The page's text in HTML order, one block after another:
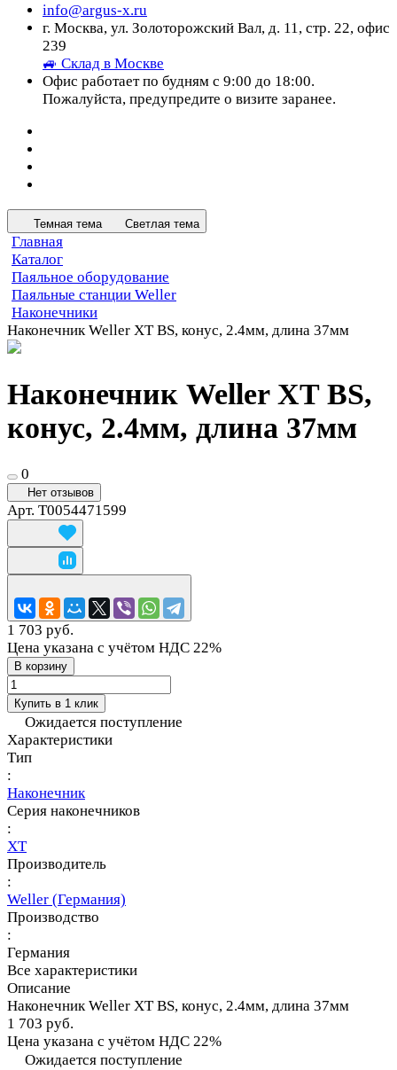
info@argus-x.ru
г. Москва, ул. Золоторожский Вал, д. 11, стр. 22, офис
239
🚙 Склад в Москве
Офис работает по будням с 9:00 до 18:00.
Пожалуйста, предупредите о визите заранее.
Темная тема Светлая тема
Главная
Каталог
Паяльное оборудование
Паяльные станции Weller
Наконечники
Наконечник Weller XT BS, конус, 2.4мм, длина 37мм
Наконечник Weller XT BS,
конус, 2.4мм, длина 37мм
0
Нет отзывов
Арт. T0054471599
1 703 руб.
Цена указана с учётом НДС 22%
В корзину
Купить в 1 клик
Ожидается поступление
Характеристики
Тип
:
Наконечник
Серия наконечников
:
XT
Производитель
:
Weller (Германия)
Производство
:
Германия
Все характеристики
Описание
Наконечник Weller XT BS, конус, 2.4мм, длина 37мм
1 703 руб.
Цена указана с учётом НДС 22%
Ожидается поступление